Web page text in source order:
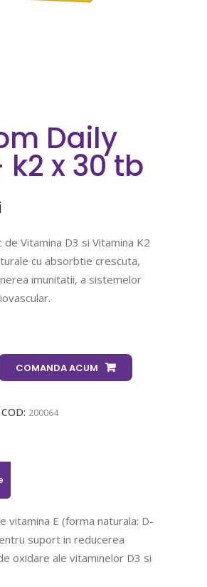
Daily
k2 x 30 tb
de Vitamina D3 si Vitamina K2
cu absorbtie crescuta,
imunitatii, a sistemelor
COMANDA ACUM
200064
vitamina E (forma naturala: D-
suport in reducerea
oxidare ale vitaminelor D3 si